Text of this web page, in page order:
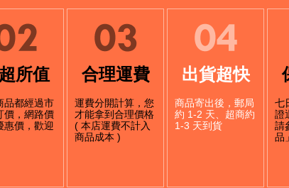
所值
品都經過市
價，網路價
惠價，歡迎
合理運費
運費分開計算，您
才能拿到合理價格
( 本店運費不計入
商品成本 )
出貨超快
商品寄出後，郵局
約 1-2 天、超商約
1-3 天到貨
七
證
請
品